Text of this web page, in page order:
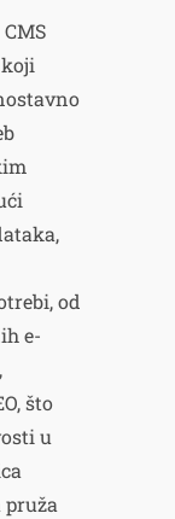
od
e-
što
u